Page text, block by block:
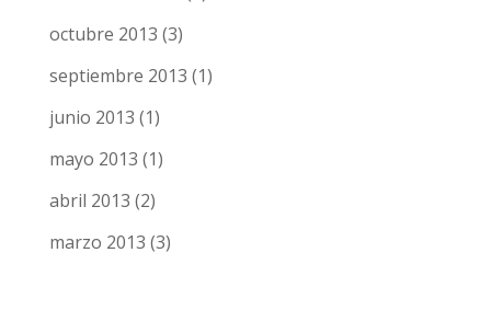
octubre 2013 (3)
septiembre 2013 (1)
junio 2013 (1)
mayo 2013 (1)
abril 2013 (2)
marzo 2013 (3)